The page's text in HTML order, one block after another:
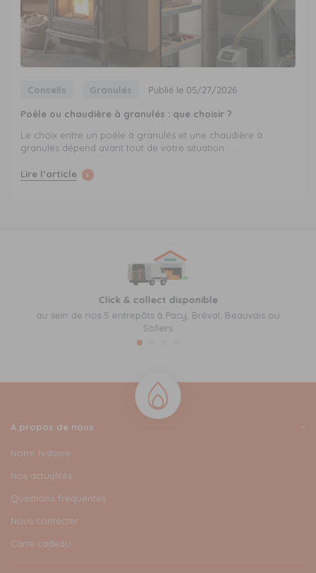
Conseils Granulés Publié le 05/27/2026
Poêle ou chaudière à granulés : que choisir ?
Le choix entre un poêle à granulés et une chaudière à
granulés dépend avant tout de votre situation : ...
Lire l’article
Click & collect disponible
au sein de nos 5 entrepôts à Pacy, Bréval, Beauvais ou
Soliers
A propos de nous
Notre histoire
Nos actualités
Questions fréquentes
Nous contacter
Carte cadeau